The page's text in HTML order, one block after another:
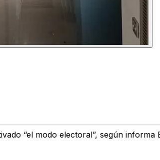
“el modo electoral”, según informa